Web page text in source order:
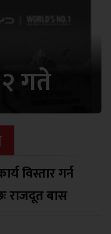
गते
विस्तार गर्न
राजदूत बास